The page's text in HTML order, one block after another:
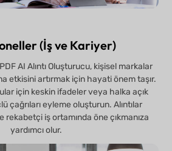
(İş ve Kariyer)
AI Alıntı Oluşturucu, kişisel markalar
etkisini artırmak için hayati önem taşır.
için keskin ifadeler veya halka açık
çağrıları eyleme oluşturun. Alıntılar
rekabetçi iş ortamında öne çıkmanıza
yardımcı olur.